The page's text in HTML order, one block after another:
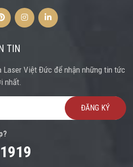
PinterestInstagramInstagram
TIN
Laser Việt Đức để nhận những tin tức
nhất.